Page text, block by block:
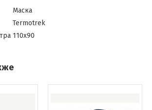
Маска
Termotrek
110х90